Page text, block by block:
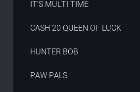
IT’S MULTI TIME
CASH 20 QUEEN OF LUCK
HUNTER BOB
PAW PALS